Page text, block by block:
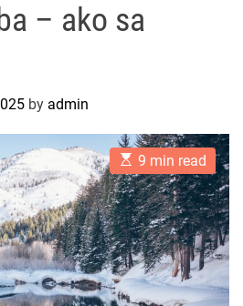
– ako sa
by admin
E
s
t
i
m
a
t
e
d
r
9 min read